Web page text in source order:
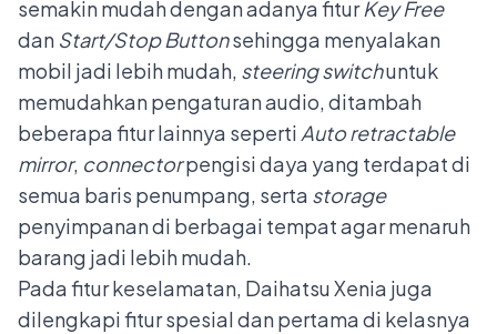
semakin mudah dengan adanya fiturKey Free
dan Start/Stop Buttonsehingga menyalakan
mobil jadi lebih mudah, steering switchuntuk
memudahkan pengaturan audio, ditambah
beberapa fitur lainnya seperti Auto retractable
mirror, connectorpengisi daya yang terdapat di
semua baris penumpang, serta storage
penyimpanan di berbagai tempat agar menaruh
barang jadi lebih mudah.
Pada fitur keselamatan, Daihatsu Xenia juga
dilengkapi fitur spesial dan pertama di kelasnya